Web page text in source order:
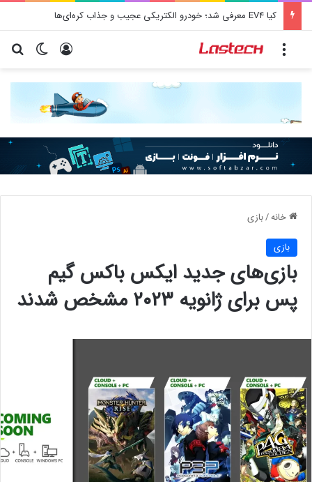
تغییر ورود
خانه/بازی
بازی
بازی‌های جدید ایکس باکس گیم
پس برای ژانویه ۲۰۲۳ مشخص شدند